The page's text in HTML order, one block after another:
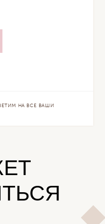
НА ВСЕ ВАШИ